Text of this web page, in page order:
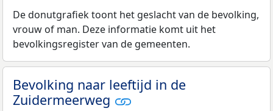
De donutgrafiek toont het geslacht van de bevolking,
vrouw of man. Deze informatie komt uit het
bevolkingsregister van de gemeenten.
Bevolking naar leeftijd in de
Zuidermeerweg